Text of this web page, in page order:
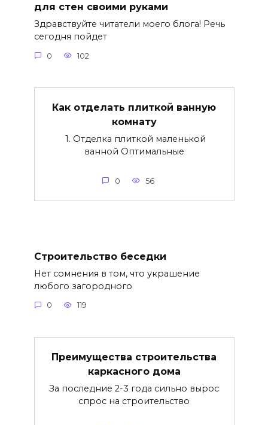
для стен своими руками
Здравствуйте читатели моего блога! Речь
сегодня пойдет
0 102
Как отделать плиткой ванную
комнату
1. Отделка плиткой маленькой
ванной Оптимальные
0 56
Строительство беседки
Нет сомнения в том, что украшение
любого загородного
0 119
Преимущества строительства
каркасного дома
За последние 2-3 года сильно вырос
спрос на строительство